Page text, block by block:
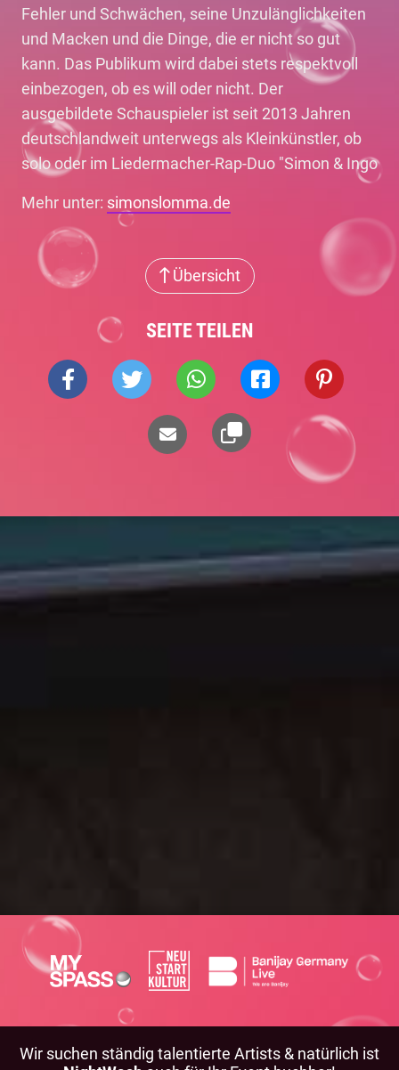
Fehler und Schwächen, seine Unzulänglichkeiten
und Macken und die Dinge, die er nicht so gut
kann. Das Publikum wird dabei stets respektvoll
einbezogen, ob es will oder nicht. Der
ausgebildete Schauspieler ist seit 2013 Jahren
deutschlandweit unterwegs als Kleinkünstler, ob
solo oder im Liedermacher-Rap-Duo "Simon & Ingo
Mehr unter: simonslomma.de
Übersicht
SEITE TEILEN
Wir suchen ständig talentierte Artists & natürlich ist